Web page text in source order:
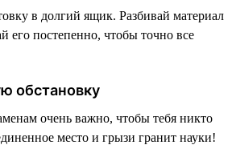
в долгий ящик. Разбивай материал
его постепенно, чтобы точно все
обстановку
очень важно, чтобы тебя никто
место и грызи гранит науки!